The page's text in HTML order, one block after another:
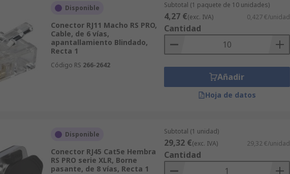
Disponible
Conector RJ11 Macho RS PRO,
Cable, de 6 vías,
apantallamiento Blindado,
Recta 1
Código RS 266-2642
Subtotal (1 paquete de 10 unidades)
4,27 €(exc. IVA) 0,427 €/unidad
Cantidad
Añadir
Hoja de datos
Disponible
Conector RJ45 Cat5e Hembra
RS PRO serie XLR, Borne
pasante, de 8 vías, Recta 1
Subtotal (1 unidad)
29,32 €(exc. IVA) 29,32 €/unidad
Cantidad